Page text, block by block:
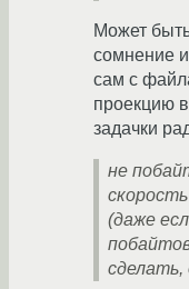
Может
сомнение
сам с
проекцию
задачки
не
(даже
сделать,